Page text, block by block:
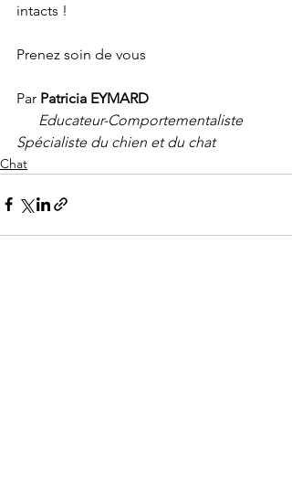
intacts !
Prenez soin de vous
Par Patricia EYMARD
Educateur-Comportementaliste
Spécialiste du chien et du chat
Chat